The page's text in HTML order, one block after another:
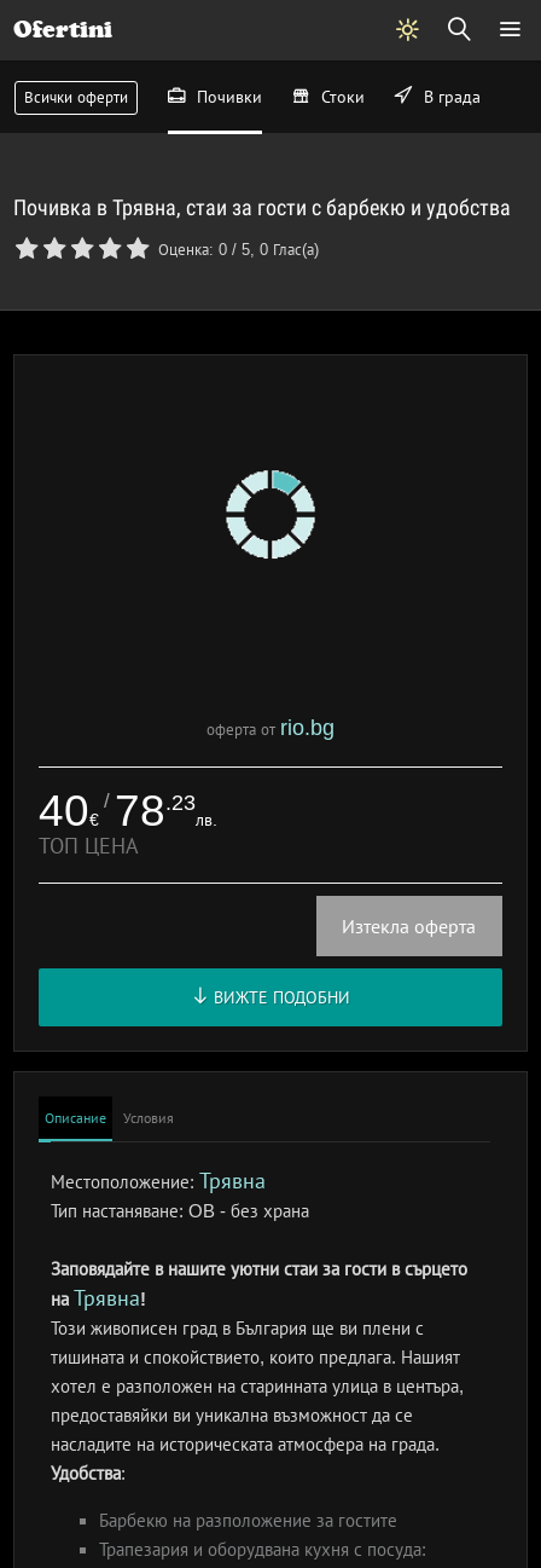
Ofertini
Всички оферти Почивки Стоки В града
Почивка в Трявна, стаи за гости с барбекю и удобства
Оценка:0 /5,0 Глас(а)
оферта от rio.bg
40€
/ 78.23
лв.
ТОП ЦЕНА
Изтекла оферта
ВИЖТЕ ПОДОБНИ
Описание Условия
Местоположение: Трявна
Тип настаняване:OB - без храна
Заповядайте в нашите уютни стаи за гости в сърцето
на Трявна!
Този живописен град в България ще ви плени с
тишината и спокойствието, които предлага. Нашият
хотел е разположен на старинната улица в центъра,
предоставяйки ви уникална възможност да се
насладите на историческата атмосфера на града.
Удобства:
Барбекю на разположение за гостите
Трапезария и оборудвана кухня с посуда: